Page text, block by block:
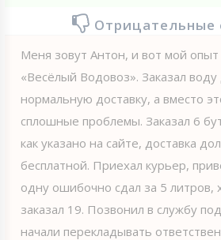
Отрицательные
Меня зовут Антон, и вот мой опыт
«Весёлый Водовоз». Заказал
нормальную доставку, а вместо
сплошные проблемы. Заказал 6
как указано на сайте, доставка
бесплатной. Приехал курьер,
одну ошибочно сдал за 5 литров,
заказал 19. Позвонил в службу
начали перекладывать